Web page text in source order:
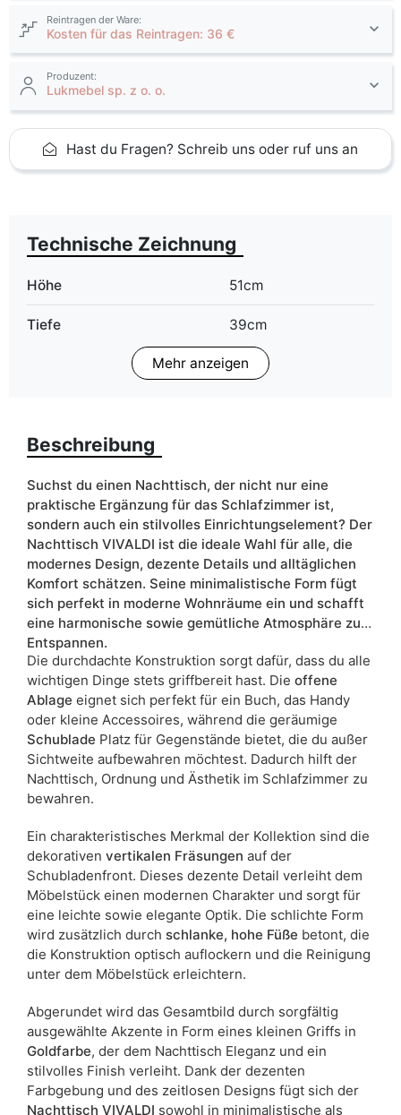
Reintragen der Ware:
Kosten für das Reintragen: 36 €
Produzent:
Lukmebel sp. z o. o.
Hast du Fragen? Schreib uns oder ruf uns an
Technische Zeichnung
Höhe 51cm
Tiefe 39cm
Matt
Schranktyp
ean13 5906213920584
Liefertermin: 18 Werktage
Aufgrund des Produktionsprozesses und der
Materialeigenschaften sind Maßabweichungen von +/- 2–3 cm
möglich.
Mehr anzeigen
Beschreibung
Suchst du einen Nachttisch, der nicht nur eine
praktische Ergänzung für das Schlafzimmer ist,
sondern auch ein stilvolles Einrichtungselement? Der
Nachttisch VIVALDI ist die ideale Wahl für alle, die
modernes Design, dezente Details und alltäglichen
Komfort schätzen. Seine minimalistische Form fügt
sich perfekt in moderne Wohnräume ein und schafft
eine harmonische sowie gemütliche Atmosphäre zum
Entspannen.
Die durchdachte Konstruktion sorgt dafür, dass du alle
wichtigen Dinge stets griffbereit hast. Die offene
Ablage eignet sich perfekt für ein Buch, das Handy
oder kleine Accessoires, während die geräumige
Schublade Platz für Gegenstände bietet, die du außer
Sichtweite aufbewahren möchtest. Dadurch hilft der
Nachttisch, Ordnung und Ästhetik im Schlafzimmer zu
bewahren.
Ein charakteristisches Merkmal der Kollektion sind die
dekorativen vertikalen Fräsungen auf der
Schubladenfront. Dieses dezente Detail verleiht dem
Möbelstück einen modernen Charakter und sorgt für
eine leichte sowie elegante Optik. Die schlichte Form
wird zusätzlich durch schlanke, hohe Füße betont, die
die Konstruktion optisch auflockern und die Reinigung
unter dem Möbelstück erleichtern.
Abgerundet wird das Gesamtbild durch sorgfältig
ausgewählte Akzente in Form eines kleinen Griffs in
Goldfarbe, der dem Nachttisch Eleganz und ein
stilvolles Finish verleiht. Dank der dezenten
Farbgebung und des zeitlosen Designs fügt sich der
Nachttisch VIVALDI sowohl in minimalistische als